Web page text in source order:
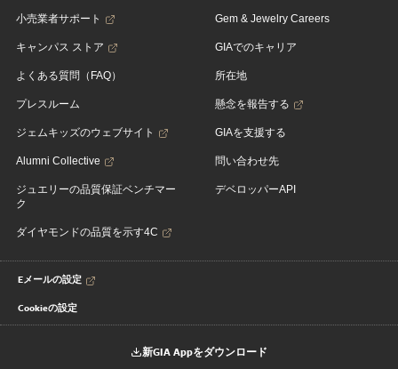
小売業者サポート
キャンパス ストア
よくある質問（FAQ）
プレスルーム
ジェムキッズのウェブサイト
Alumni Collective
ジュエリーの品質保証ベンチマー
ク
ダイヤモンドの品質を示す4C
Gem & Jewelry Careers
GIAでのキャリア
所在地
懸念を報告する
GIAを支援する
問い合わせ先
デベロッパーAPI
Eメールの設定
Cookieの設定
新GIA Appをダウンロード